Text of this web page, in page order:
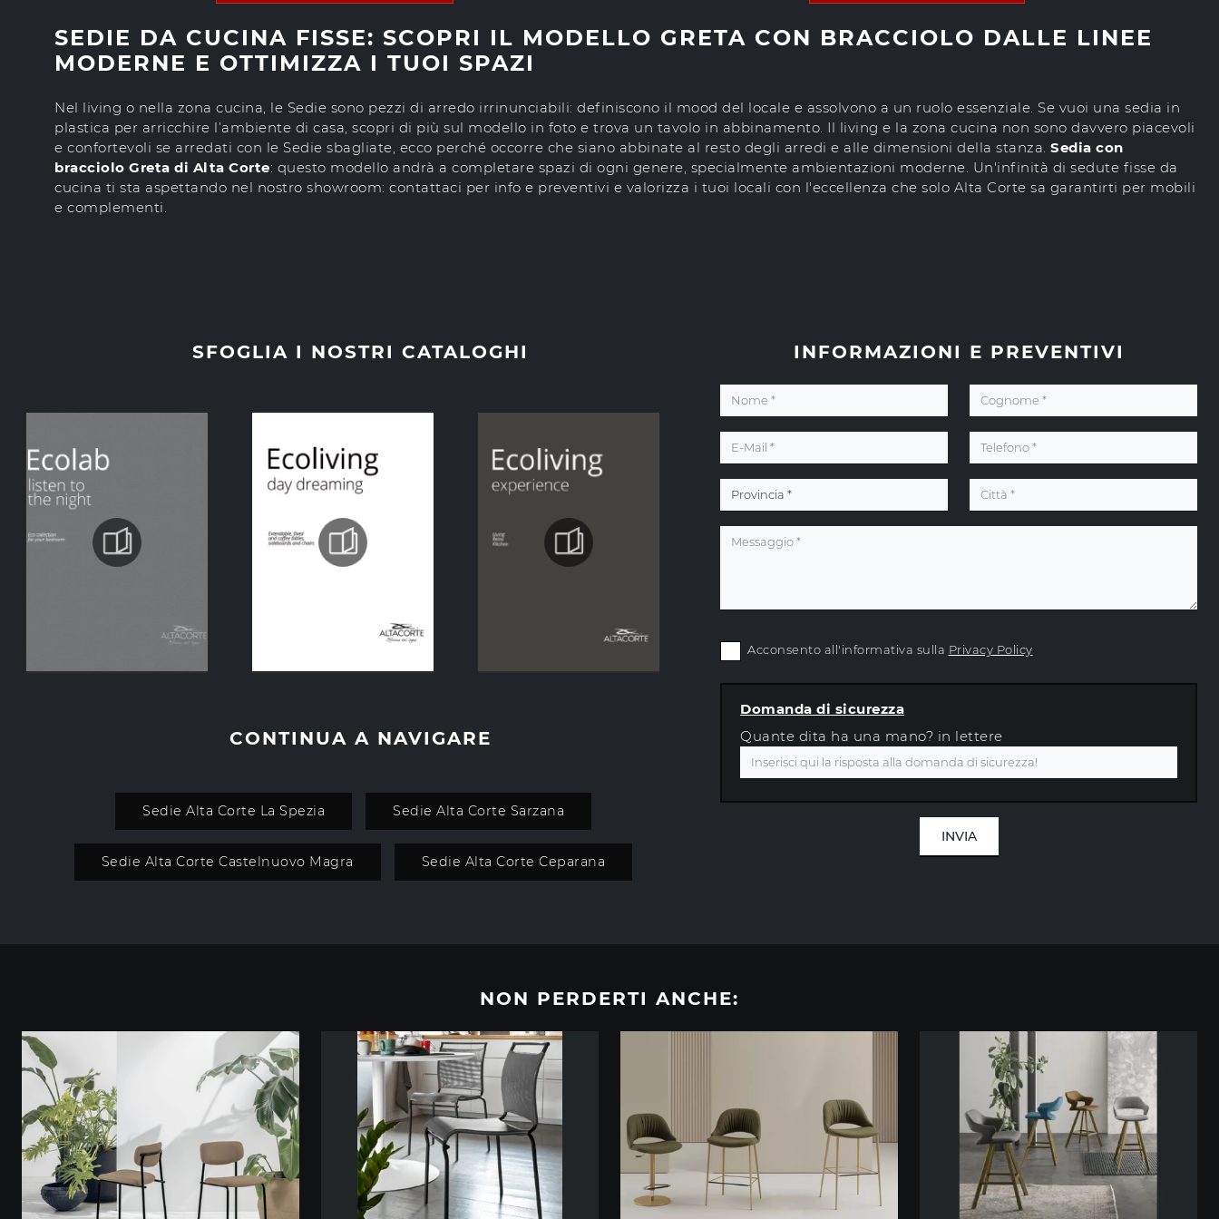
SEDIE DA CUCINA FISSE: SCOPRI IL MODELLO GRETA CON BRACCIOLO DALLE LINEE
MODERNE E OTTIMIZZA I TUOI SPAZI
Nel living o nella zona cucina, le Sedie sono pezzi di arredo irrinunciabili: definiscono il mood del locale e assolvono a un ruolo essenziale. Se vuoi una sedia in
plastica per arricchire l’ambiente di casa, scopri di più sul modello in foto e trova un tavolo in abbinamento. Il living e la zona cucina non sono davvero piacevoli
e confortevoli se arredati con le Sedie sbagliate, ecco perché occorre che siano abbinate al resto degli arredi e alle dimensioni della stanza. Sedia con
bracciolo Greta di Alta Corte: questo modello andrà a completare spazi di ogni genere, specialmente ambientazioni moderne. Un'infinità di sedute fisse da
cucina ti sta aspettando nel nostro showroom: contattaci per info e preventivi e valorizza i tuoi locali con l'eccellenza che solo Alta Corte sa garantirti per mobili
e complementi.
SFOGLIA I NOSTRI CATALOGHI
CONTINUA A NAVIGARE
Sedie Alta Corte La Spezia Sedie Alta Corte Sarzana
Sedie Alta Corte Castelnuovo Magra Sedie Alta Corte Ceparana
INFORMAZIONI E PREVENTIVI
Acconsento all'informativa sulla Privacy Policy
Domanda di sicurezza
Quante dita ha una mano? in lettere
INVIA
NON PERDERTI ANCHE: